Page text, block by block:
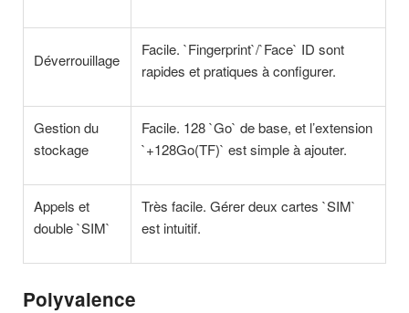
Déverrouillage
Facile. `Fingerprint`/`Face` ID sont
rapides et pratiques à configurer.
Gestion du
stockage
Facile. 128 `Go` de base, et l’extension
`+128Go(TF)` est simple à ajouter.
Appels et
double `SIM`
Très facile. Gérer deux cartes `SIM`
est intuitif.
Polyvalence